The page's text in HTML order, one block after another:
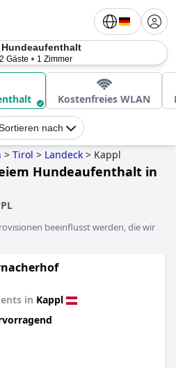
2 Gäste 1 Zimmer
Kostenfreies WLAN
nach
> Tirol > Landeck > Kappl
Hundeaufenthalt in
beeinflusst werden, die wir
in Kappl